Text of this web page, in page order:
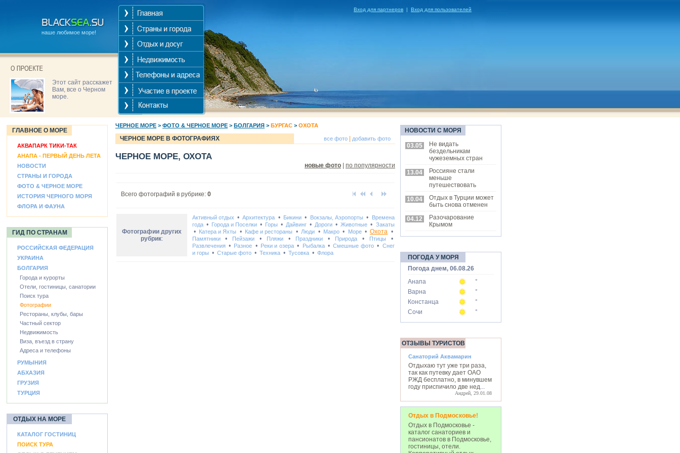
наше любимое море!
Этот сайт расскажет
Вам, все о Черном
море.
Вход для партнеров | Вход для пользователей
ГЛАВНОЕ О МОРЕ
АКВАПАРК ТИКИ-ТАК
АНАПА - ПЕРВЫЙ ДЕНЬ ЛЕТА
НОВОСТИ
СТРАНЫ И ГОРОДА
ФОТО & ЧЕРНОЕ МОРЕ
ИСТОРИЯ ЧЕРНОГО МОРЯ
ФЛОРА И ФАУНА
ГИД ПО СТРАНАМ
РОССИЙСКАЯ ФЕДЕРАЦИЯ
УКРАИНА
БОЛГАРИЯ
Города и курорты
Отели, гостиницы, санатории
Поиск тура
Фотографии
Рестораны, клубы, бары
Частный сектор
Недвижимость
Виза, въезд в страну
Адреса и телефоны
РУМЫНИЯ
АБХАЗИЯ
ГРУЗИЯ
ТУРЦИЯ
ОТДЫХ НА МОРЕ
КАТАЛОГ ГОСТИНИЦ
ПОИСК ТУРА
ЧЕРНОЕ МОРЕ > ФОТО & ЧЕРНОЕ МОРЕ > БОЛГАРИЯ > БУРГАС > ОХОТА
ЧЕРНОЕ МОРЕ В ФОТОГРАФИЯХ все фото добавить фото
ЧЕРНОЕ МОРЕ, ОХОТА
новые фото по популярности
Всего фотографий в рубрике: 0
Фотографии других
рубрик:
Активный отдых •Архитектура • Бикини • Вокзалы, Аэропорты •
Времена
года• Города и Поселки• Горы •Дайвинг •Дороги •Животные • Закаты
• Катера и Яхты • Кафе и рестораны •Люди • Макро• Море•Охота •
Памятники• Пейзажи • Пляжи • Праздники• Природа• Птицы •
Развлечения• Разное • Реки и озера• Рыбалка•Смешные фото• Снег
и горы • Старые фото• Техника• Тусовка• Флора
НОВОСТИ С МОРЯ
03.05
Не видать
бездельникам
чужеземных стран
13.04
Россияне стали
меньше
путешествовать
10.04
Отдых в Турции может
быть снова отменен
04.12
Разочарование
Крымом
ПОГОДА У МОРЯ
Погода днем, 06.08.26
Анапа
°
Варна
°
Констанца
°
Сочи
°
ОТЗЫВЫ ТУРИСТОВ
Санаторий Аквамарин
Отдыхаю тут уже три раза,
так как путевку дает ОАО
РЖД бесплатно, в минувшем
году приспичило две нед...
Андрей, 29.01.08
Отдых в Подмосковье!
Отдых в Подмосковье -
каталог санаториев и
пансионатов в Подмосковье,
гостиницы, отели.